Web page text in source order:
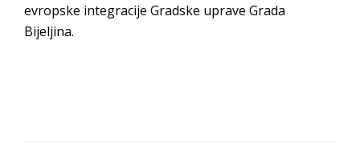
evropske integracije Gradske uprave Grada
Bijeljina.